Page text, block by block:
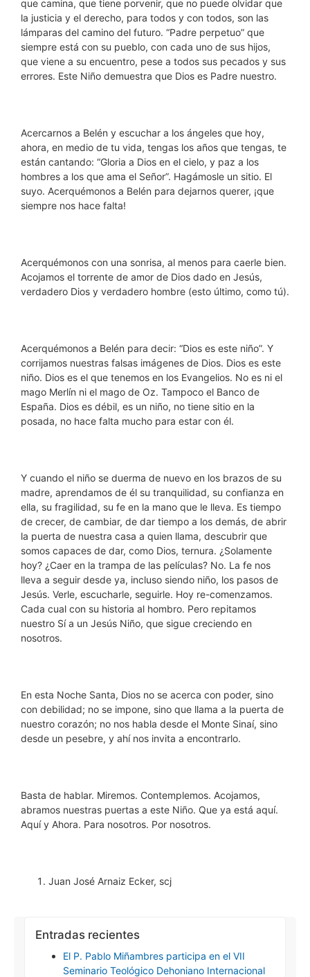
que camina, que tiene porvenir, que no puede olvidar que
la justicia y el derecho, para todos y con todos, son las
lámparas del camino del futuro. “Padre perpetuo” que
siempre está con su pueblo, con cada uno de sus hijos,
que viene a su encuentro, pese a todos sus pecados y sus
errores. Este Niño demuestra que Dios es Padre nuestro.
Acercarnos a Belén y escuchar a los ángeles que hoy,
ahora, en medio de tu vida, tengas los años que tengas, te
están cantando: “Gloria a Dios en el cielo, y paz a los
hombres a los que ama el Señor”. Hagámosle un sitio. El
suyo. Acerquémonos a Belén para dejarnos querer, ¡que
siempre nos hace falta!
Acerquémonos con una sonrisa, al menos para caerle bien.
Acojamos el torrente de amor de Dios dado en Jesús,
verdadero Dios y verdadero hombre (esto último, como tú).
Acerquémonos a Belén para decir: “Dios es este niño”. Y
corrijamos nuestras falsas imágenes de Dios. Dios es este
niño. Dios es el que tenemos en los Evangelios. No es ni el
mago Merlín ni el mago de Oz. Tampoco el Banco de
España. Dios es débil, es un niño, no tiene sitio en la
posada, no hace falta mucho para estar con él.
Y cuando el niño se duerma de nuevo en los brazos de su
madre, aprendamos de él su tranquilidad, su confianza en
ella, su fragilidad, su fe en la mano que le lleva. Es tiempo
de crecer, de cambiar, de dar tiempo a los demás, de abrir
la puerta de nuestra casa a quien llama, descubrir que
somos capaces de dar, como Dios, ternura. ¿Solamente
hoy? ¿Caer en la trampa de las películas? No. La fe nos
lleva a seguir desde ya, incluso siendo niño, los pasos de
Jesús. Verle, escucharle, seguirle. Hoy re-comenzamos.
Cada cual con su historia al hombro. Pero repitamos
nuestro Sí a un Jesús Niño, que sigue creciendo en
nosotros.
En esta Noche Santa, Dios no se acerca con poder, sino
con debilidad; no se impone, sino que llama a la puerta de
nuestro corazón; no nos habla desde el Monte Sinaí, sino
desde un pesebre, y ahí nos invita a encontrarlo.
Basta de hablar. Miremos. Contemplemos. Acojamos,
abramos nuestras puertas a este Niño. Que ya está aquí.
Aquí y Ahora. Para nosotros. Por nosotros.
Juan José Arnaiz Ecker, scj
Entradas recientes
El P. Pablo Miñambres participa en el VII
Seminario Teológico Dehoniano Internacional